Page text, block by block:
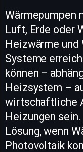
Wärmepumpen
Luft, Erde oder
Heizwärme und
Systeme
können –
Heizsystem –
wirtschaftliche
Heizungen
Lösung, wenn
Photovoltaik